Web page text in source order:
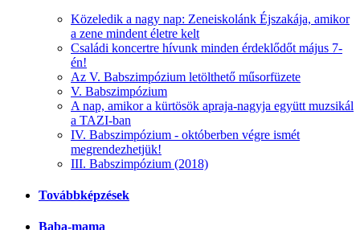
Közeledik a nagy nap: Zeneiskolánk Éjszakája, amikor
a zene mindent életre kelt
Családi koncertre hívunk minden érdeklődőt május 7-
én!
Az V. Babszimpózium letölthető műsorfüzete
V. Babszimpózium
A nap, amikor a kürtösök apraja-nagyja együtt muzsikál
a TAZI-ban
IV. Babszimpózium - októberben végre ismét
megrendezhetjük!
III. Babszimpózium (2018)
Továbbképzések
Baba-mama